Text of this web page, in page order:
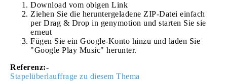
Download vom obigen Link
Ziehen Sie die heruntergeladene ZIP-Datei einfach
per Drag & Drop in genymotion und starten Sie sie
erneut
Fügen Sie ein Google-Konto hinzu und laden Sie
"Google Play Music" herunter.
Referenz:-
Stapelüberlauffrage zu diesem Thema